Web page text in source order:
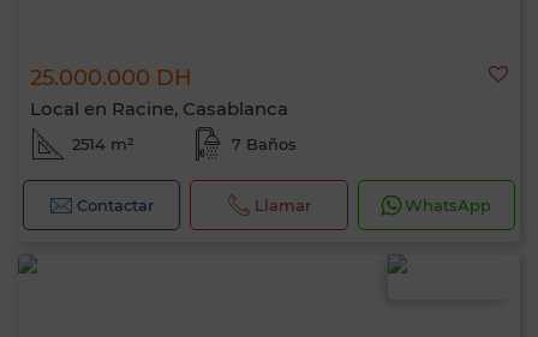
25.000.000 DH
Local en Racine, Casablanca
2514 m² 7 Baños
Contactar Llamar WhatsApp
0 / 500